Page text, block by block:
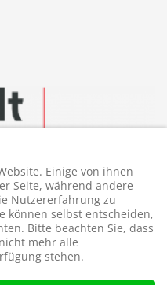
Einige von ihnen
Seite, während andere
Nutzererfahrung zu
können selbst entscheiden,
Bitte beachten Sie, dass
mehr alle
stehen.